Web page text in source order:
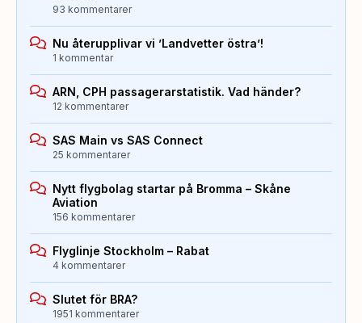
93 kommentarer
Nu återupplivar vi ’Landvetter östra’!
1 kommentar
ARN, CPH passagerarstatistik. Vad händer?
12 kommentarer
SAS Main vs SAS Connect
25 kommentarer
Nytt flygbolag startar på Bromma – Skåne
Aviation
156 kommentarer
Flyglinje Stockholm – Rabat
4 kommentarer
Slutet för BRA?
1951 kommentarer